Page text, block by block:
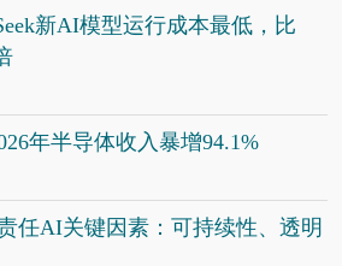
新AI模型运行成本最低，比
年半导体收入暴增94.1%
任AI关键因素：可持续性、透明